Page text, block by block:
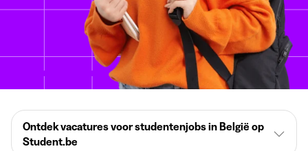
Ontdek vacatures voor studentenjobs in België op
Student.be